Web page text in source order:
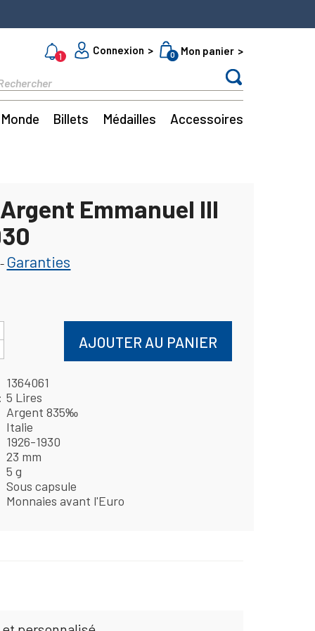
1
Connexion 0 Mon panier
Monde Billets Médailles Accessoires
Emmanuel III
Garanties
AJOUTER AU PANIER
1364061
5 Lires
Argent 835‰
Italie
1926-1930
23 mm
5 g
Sous capsule
Monnaies avant l'Euro